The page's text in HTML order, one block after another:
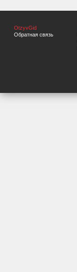
OtzyvGid
Обратная связь